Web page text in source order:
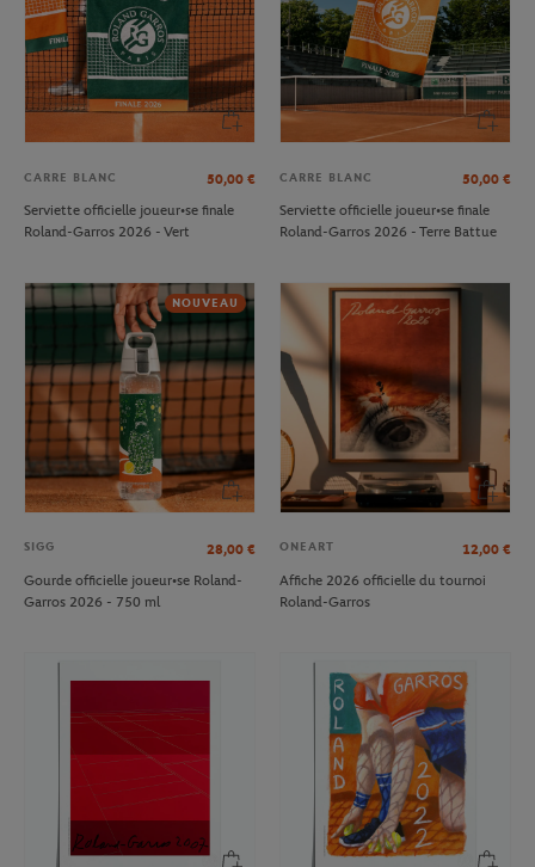
CARRE BLANC 50,00 €
Serviette officielle joueur•se finale
Roland-Garros 2026 - Vert
CARRE BLANC 50,00 €
Serviette officielle joueur•se finale
Roland-Garros 2026 - Terre Battue
NOUVEAU
SIGG 28,00 €
Gourde officielle joueur•se Roland-
Garros 2026 - 750 ml
ONEART 12,00 €
Affiche 2026 officielle du tournoi
Roland-Garros